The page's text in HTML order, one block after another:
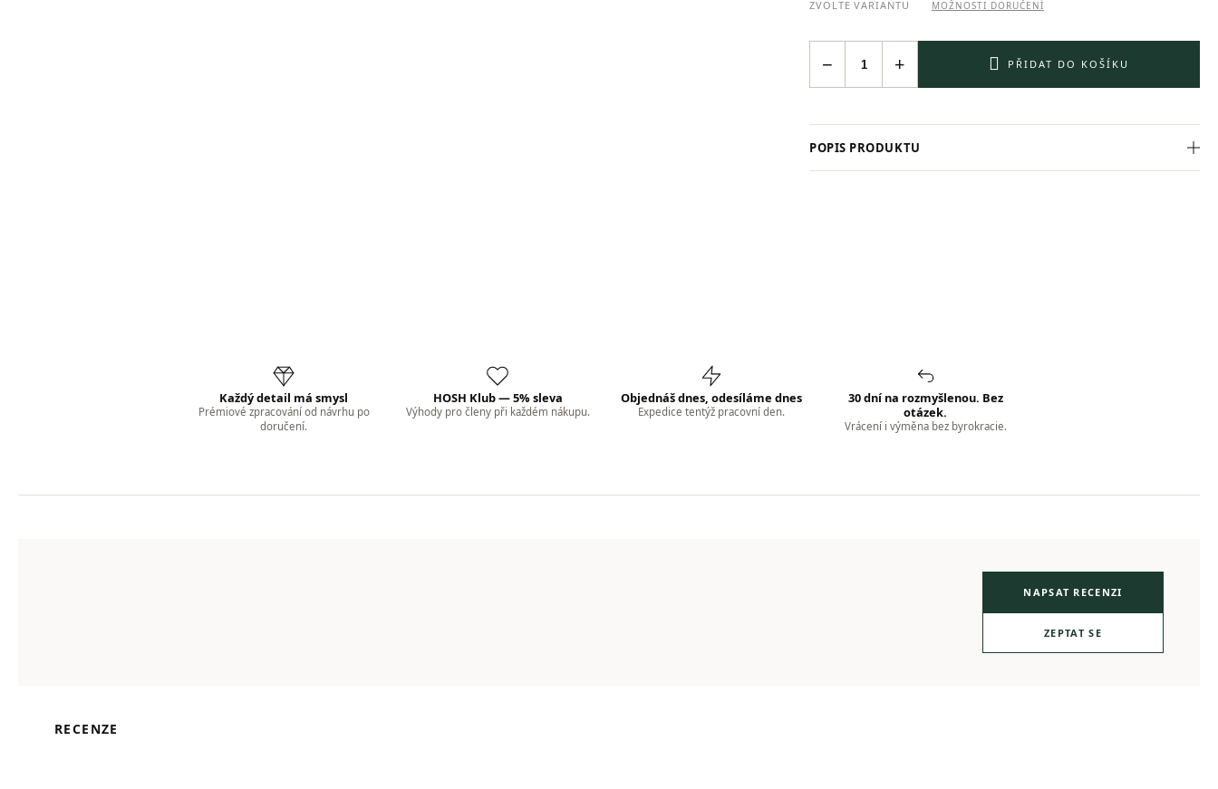
ZVOLTE VARIANTU MOŽNOSTI DORUČENÍ
+
− PŘIDAT DO KOŠÍKU
POPIS PRODUKTU
Každý detail má smysl
Prémiové zpracování od návrhu po
doručení.
HOSH Klub — 5% sleva
Výhody pro členy při každém nákupu.
Objednáš dnes, odesíláme dnes
Expedice tentýž pracovní den.
30 dní na rozmyšlenou. Bez
otázek.
Vrácení i výměna bez byrokracie.
NAPSAT RECENZI
ZEPTAT SE
RECENZE